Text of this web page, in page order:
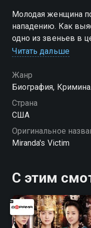
Молодая женщина
нападению. Как
одно из звеньев в
совершённых
часть чей-то
Читать дальше
Жанр
Биография,
Страна
США
Оригинальное
Miranda's Victim
С этим